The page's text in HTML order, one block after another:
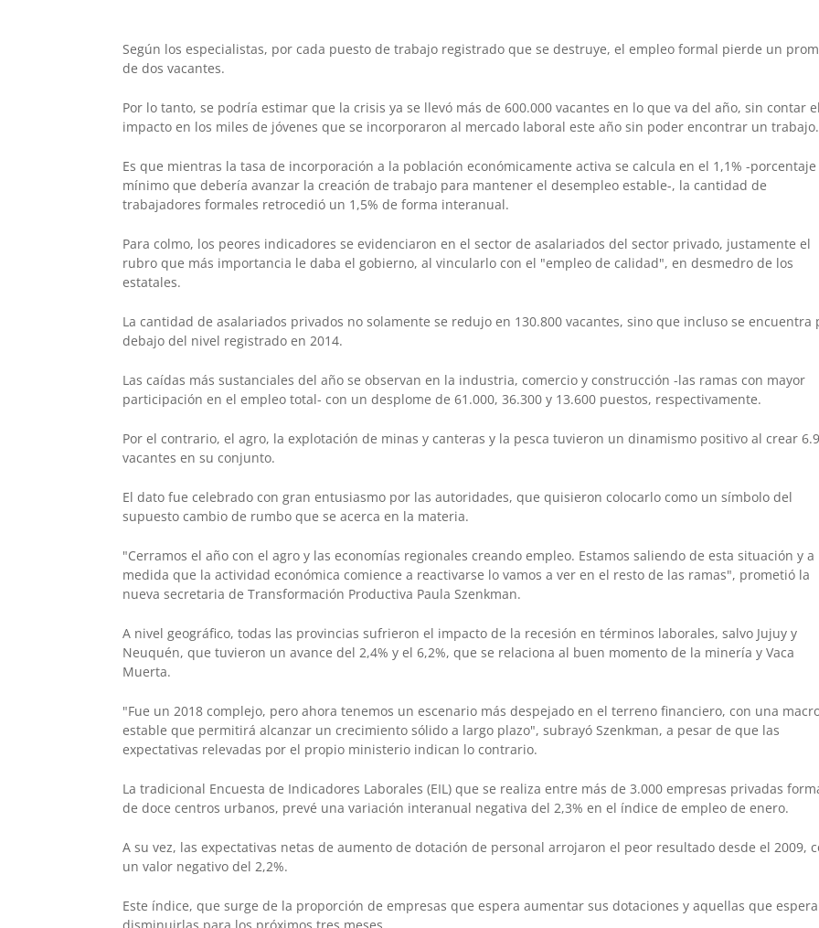
Según los especialistas, por cada puesto de trabajo registrado que se destruye, el empleo formal pierde un
de dos vacantes.
Por lo tanto, se podría estimar que la crisis ya se llevó más de 600.000 vacantes en lo que va del año, sin contar el
impacto en los miles de jóvenes que se incorporaron al mercado laboral este año sin poder encontrar un trabajo.
Es que mientras la tasa de incorporación a la población económicamente activa se calcula en el 1,1% -porcentaje
mínimo que debería avanzar la creación de trabajo para mantener el desempleo estable-, la cantidad de
trabajadores formales retrocedió un 1,5% de forma interanual.
Para colmo, los peores indicadores se evidenciaron en el sector de asalariados del sector privado, justamente el
rubro que más importancia le daba el gobierno, al vincularlo con el "empleo de calidad", en desmedro de los
estatales.
La cantidad de asalariados privados no solamente se redujo en 130.800 vacantes, sino que incluso se encuentra
debajo del nivel registrado en 2014.
Las caídas más sustanciales del año se observan en la industria, comercio y construcción -las ramas con mayor
participación en el empleo total- con un desplome de 61.000, 36.300 y 13.600 puestos, respectivamente.
Por el contrario, el agro, la explotación de minas y canteras y la pesca tuvieron un dinamismo positivo al crear
vacantes en su conjunto.
El dato fue celebrado con gran entusiasmo por las autoridades, que quisieron colocarlo como un símbolo del
supuesto cambio de rumbo que se acerca en la materia.
"Cerramos el año con el agro y las economías regionales creando empleo. Estamos saliendo de esta situación y a
medida que la actividad económica comience a reactivarse lo vamos a ver en el resto de las ramas", prometió la
nueva secretaria de Transformación Productiva Paula Szenkman.
A nivel geográfico, todas las provincias sufrieron el impacto de la recesión en términos laborales, salvo Jujuy y
Neuquén, que tuvieron un avance del 2,4% y el 6,2%, que se relaciona al buen momento de la minería y Vaca
Muerta.
"Fue un 2018 complejo, pero ahora tenemos un escenario más despejado en el terreno financiero, con una
estable que permitirá alcanzar un crecimiento sólido a largo plazo", subrayó Szenkman, a pesar de que las
expectativas relevadas por el propio ministerio indican lo contrario.
La tradicional Encuesta de Indicadores Laborales (EIL) que se realiza entre más de 3.000 empresas privadas
de doce centros urbanos, prevé una variación interanual negativa del 2,3% en el índice de empleo de enero.
A su vez, las expectativas netas de aumento de dotación de personal arrojaron el peor resultado desde el 2009,
un valor negativo del 2,2%.
Este índice, que surge de la proporción de empresas que espera aumentar sus dotaciones y aquellas que